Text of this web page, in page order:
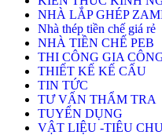
NHÀ LẮP GHÉP
Nhà thép tiền chế giá rẻ
NHÀ TIỀN CHẾ PEB
THI CÔNG GIA
THIẾT KẾ KẾ CẤU
TIN TỨC
TƯ VẤN THẨM TRA
TUYỂN DỤNG
VẬT LIỆU -TIÊU